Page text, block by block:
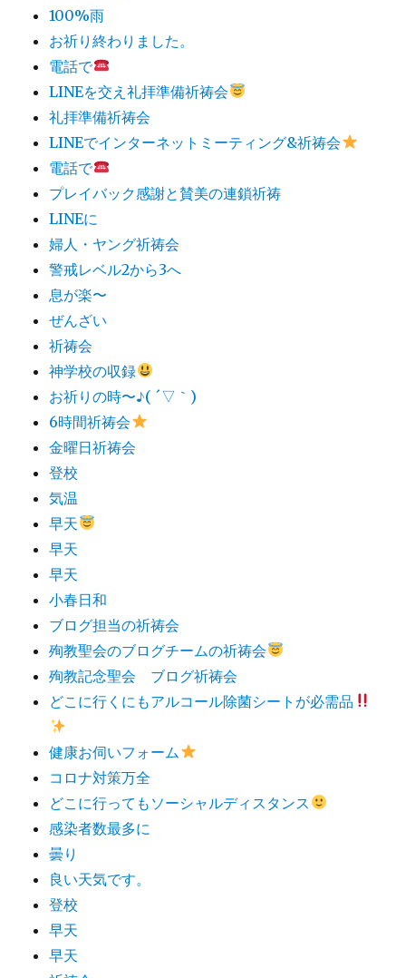
100%雨
お祈り終わりました。
電話で
LINEを交え礼拝準備祈祷会
礼拝準備祈祷会
LINEでインターネットミーティング&祈祷会
電話で
プレイバック感謝と賛美の連鎖祈祷
LINEに
婦人・ヤング祈祷会
警戒レベル2から3へ
息が楽〜
ぜんざい
祈祷会
神学校の収録
お祈りの時〜♪( ´▽｀)
6時間祈祷会
金曜日祈祷会
登校
気温
早天
早天
早天
小春日和
ブログ担当の祈祷会
殉教聖会のブログチームの祈祷会
殉教記念聖会 ブログ祈祷会
どこに行くにもアルコール除菌シートが必需品
健康お伺いフォーム
コロナ対策万全
どこに行ってもソーシャルディスタンス
感染者数最多に
曇り
良い天気です。
登校
早天
早天